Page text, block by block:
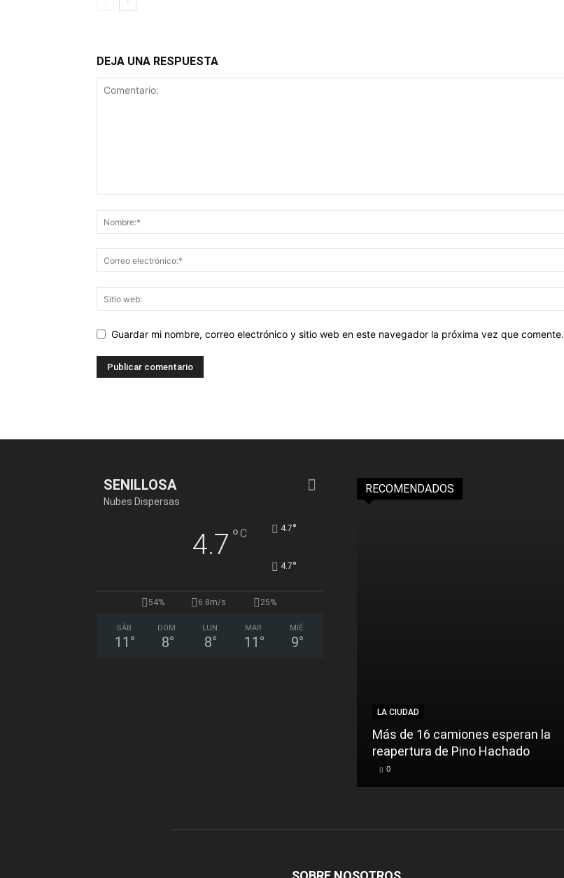
DEJA UNA RESPUESTA
Guardar mi nombre, correo electrónico y sitio web en este navegador la próxima vez que comente.
SENILLOSA
Nubes Dispersas
4.7 °C 4.7°
4.7°
54% 6.8m/s 25%
SÁB
11 °
DOM
8°
LUN
8°
MAR
11 °
MIÉ
9°
RECOMENDADOS
LA CIUDAD
Más de 16 camiones esperan la
reapertura de Pino Hachado
0